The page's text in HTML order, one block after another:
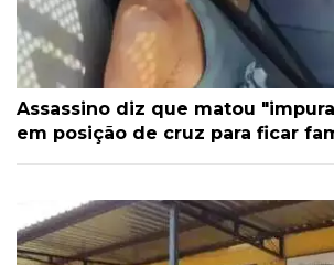
Assassino diz que matou
em posição de cruz para ficar